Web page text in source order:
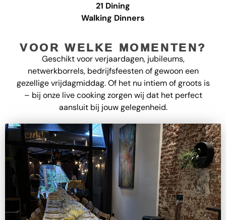
21 Dining
Walking Dinners
VOOR WELKE MOMENTEN?
Geschikt voor verjaardagen, jubileums,
netwerkborrels, bedrijfsfeesten of gewoon een
gezellige vrijdagmiddag. Of het nu intiem of groots is
– bij onze live cooking zorgen wij dat het perfect
aansluit bij jouw gelegenheid.